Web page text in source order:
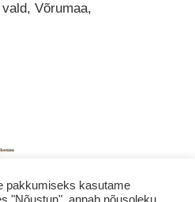
Võrumaa,
pakkumiseks kasutame